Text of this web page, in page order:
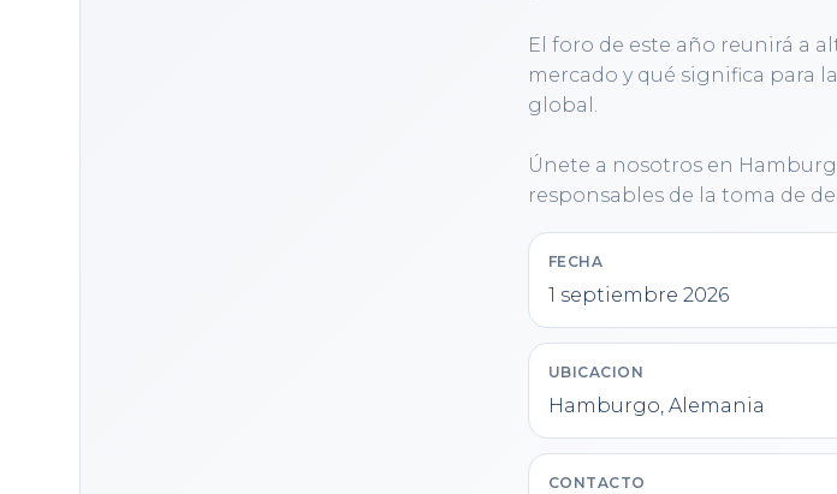
El foro de este año reunirá a
mercado y qué significa para
global.
Únete a nosotros en
responsables de la toma de
FECHA
1 septiembre 2026
UBICACION
Hamburgo, Alemania
CONTACTO